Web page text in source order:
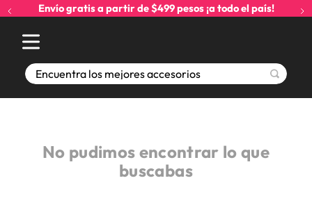
Envío gratis a partir de $499 pesos ¡a todo el país!
Encuentra los mejores accesorios
No pudimos encontrar lo que
buscabas